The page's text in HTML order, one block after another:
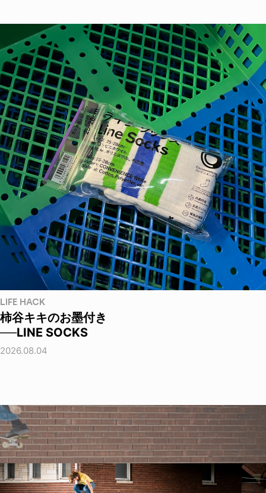
LIFE HACK
柿谷キキのお墨付き
──LINE SOCKS
2026.08.04